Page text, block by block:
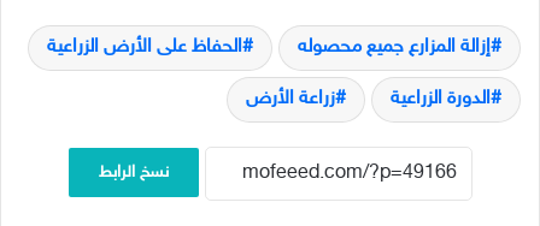
إزالة المزارع جميع محصوله الحفاظ على الأرض الزراعية
الدورة الزراعية زراعة الأرض
نسخ الرابط